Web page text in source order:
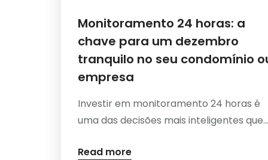
Monitoramento 24 horas: a
chave para um dezembro
tranquilo no seu condomínio
empresa
Investir em monitoramento 24 horas é
uma das decisões mais inteligentes que...
Read more